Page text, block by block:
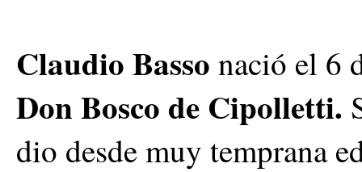
Claudio Basso nació el 6
Don Bosco de Cipolletti.
dio desde muy temprana